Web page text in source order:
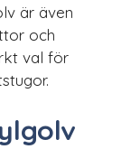
är även
och
val för